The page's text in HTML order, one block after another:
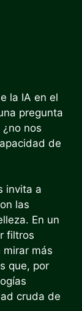
la IA en el
pregunta
nos
de
invita a
las
En un
filtros
más
que, por
cruda de